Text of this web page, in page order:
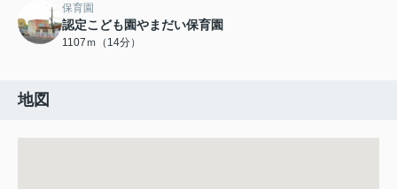
保育園
認定こども園やまだい保育園
1107ｍ（14分）
地図